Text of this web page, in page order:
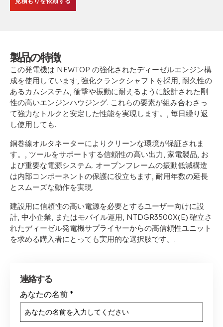
製品の特徴
この発電機は NEWTOP の強化されたディーゼルエンジン構
成を使用しています, 強化クランクシャフトを採用, 耐久性の
あるカムシステム, 衝撃や振動に耐えるように設計された剛
性の高いエンジンハウジング. これらの要素が組み合わさっ
て強力なトルクと安定した性能を実現します。, 毎日繰り返
し使用しても.
銅巻線オルタネーターによりクリーンな環境が保証されま
す。, ツールをサポートする信頼性の高い出力, 家電製品, お
よび重要な電源システム. オープンフレームの振動低減構造
は内部コンポーネントの保護に役立ちます, 耐用年数の延長
とスムーズな動作を実現.
建設用に信頼性の高い電源を必要とするユーザー向けに設
計, 中小企業, またはモバイル運用, NTDGR3500X(E) 確立さ
れたディーゼル発電機サプライヤーからの高信頼性ユニット
を求める購入者にとっても実用的な選択肢です。.
連絡する
あなたの名前 *